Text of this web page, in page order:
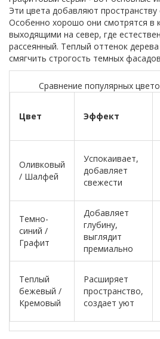
Эти цвета добавляют
Особенно хорошо они смотрятся в
выходящими на север, где
рассеянный. Теплый оттенок
смягчить строгость темных
Сравнение популярных
Цвет Эффект
Оливковый
/ Шалфей
Успокаивает,
добавляет
свежести
Темно-
синий /
Графит
Добавляет
глубину,
выглядит
премиально
Теплый
бежевый /
Кремовый
Расширяет
пространство,
создает уют